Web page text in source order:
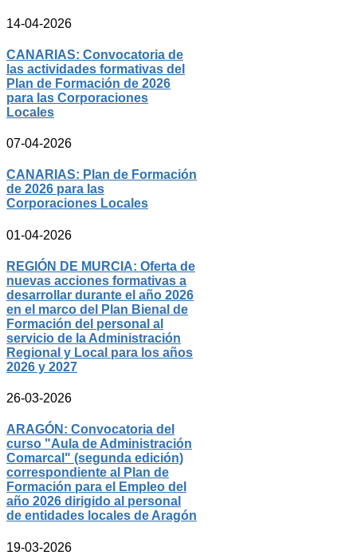
14-04-2026
CANARIAS: Convocatoria de
las actividades formativas del
Plan de Formación de 2026
para las Corporaciones
Locales
07-04-2026
CANARIAS: Plan de Formación
de 2026 para las
Corporaciones Locales
01-04-2026
REGIÓN DE MURCIA: Oferta de
nuevas acciones formativas a
desarrollar durante el año 2026
en el marco del Plan Bienal de
Formación del personal al
servicio de la Administración
Regional y Local para los años
2026 y 2027
26-03-2026
ARAGÓN: Convocatoria del
curso "Aula de Administración
Comarcal" (segunda edición)
correspondiente al Plan de
Formación para el Empleo del
año 2026 dirigido al personal
de entidades locales de Aragón
19-03-2026